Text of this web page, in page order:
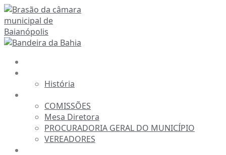
Ir
para
o
conteúdo
História
COMISSÕES
Mesa Diretora
PROCURADORIA GERAL DO MUNICÍPIO
VEREADORES